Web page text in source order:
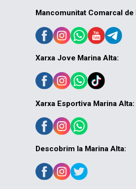
Mancomunitat Comarcal de
Xarxa Jove Marina Alta:
Xarxa Esportiva Marina Alta:
Descobrim la Marina Alta: